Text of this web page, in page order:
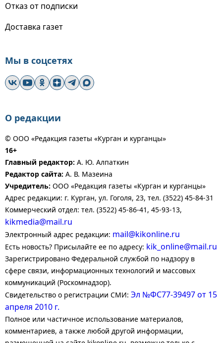
Отказ от подписки
Доставка газет
Мы в соцсетях
О редакции
© ООО «Редакция газеты «Курган и курганцы»
16+
Главный редактор: А. Ю. Алпаткин
Редактор сайта: А. В. Мазеина
Учредитель: ООО «Редакция газеты «Курган и курганцы»
Адрес редакции: г. Курган, ул. Гоголя, 23, тел. (3522) 45-84-31
Коммерческий отдел: тел. (3522) 45-86-41, 45-93-13,
kikmedia@mail.ru
Электронный адрес редакции: mail@kikonline.ru
Есть новость? Присылайте ее по адресу: kik_online@mail.ru
Зарегистрировано Федеральной службой по надзору в
сфере связи, информационных технологий и массовых
коммуникаций (Роскомнадзор).
Свидетельство о регистрации СМИ: Эл №ФС77-39497 от 15
апреля 2010 г.
Полное или частичное использование материалов,
комментариев, а также любой другой информации,